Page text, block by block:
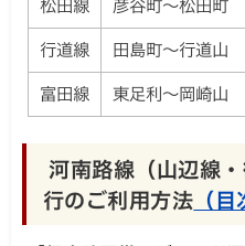
松田線 彦谷町～松田町
行道線 田島町～行道山
富田線 東足利～岡崎山
河南路線（山辺線
行のご利用方法 （目